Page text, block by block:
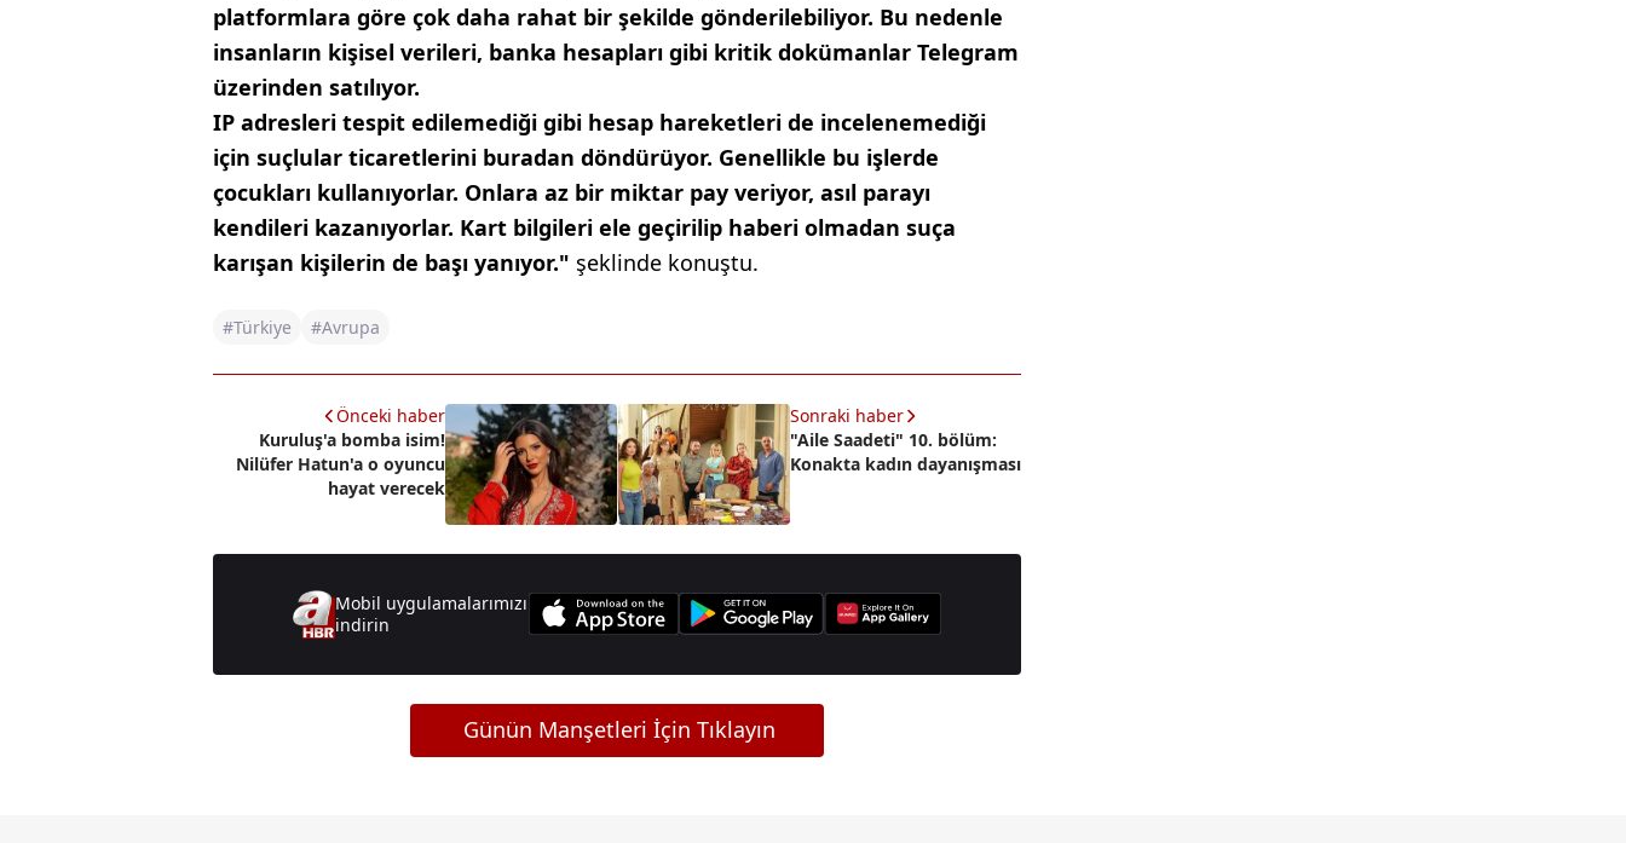
platformlara göre çok daha rahat bir şekilde gönderilebiliyor. Bu nedenle
insanların kişisel verileri, banka hesapları gibi kritik dokümanlar Telegram
üzerinden satılıyor.
IP adresleri tespit edilemediği gibi hesap hareketleri de incelenemediği
için suçlular ticaretlerini buradan döndürüyor. Genellikle bu işlerde
çocukları kullanıyorlar. Onlara az bir miktar pay veriyor, asıl parayı
kendileri kazanıyorlar. Kart bilgileri ele geçirilip haberi olmadan suça
karışan kişilerin de başı yanıyor." şeklinde konuştu.
#Türkiye #Avrupa
Önceki haber
Kuruluş'a bomba isim!
Nilüfer Hatun'a o oyuncu
hayat verecek
Sonraki haber
"Aile Saadeti" 10. bölüm:
Konakta kadın dayanışması
Mobil uygulamalarımızı
indirin
Günün Manşetleri İçin Tıklayın